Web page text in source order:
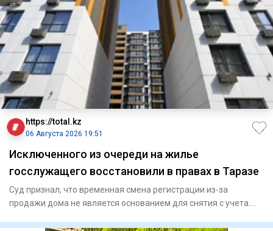
https://total.kz
06 Августа 2026 19:51
Исключенного из очереди на жилье
госслужащего восстановили в правах в Таразе
Суд признал, что временная смена регистрации из-за
продажи дома не является основанием для снятия с учета.